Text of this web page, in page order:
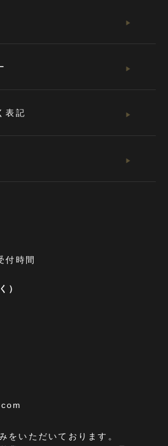
表記
付時間
）
をいただいております。